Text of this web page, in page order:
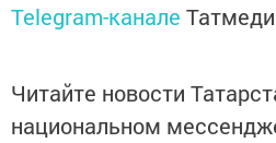
Telegram-канале
Читайте новости
национальном